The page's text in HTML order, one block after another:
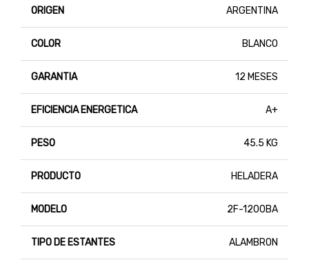
ORIGEN ARGENTINA
COLOR BLANCO
GARANTIA 12 MESES
EFICIENCIA ENERGETICA A+
PESO 45.5 KG
PRODUCTO HELADERA
MODELO 2F-1200BA
TIPO DE ESTANTES ALAMBRON